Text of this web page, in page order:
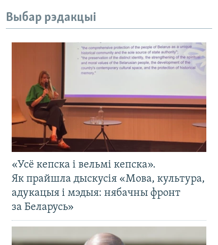
Выбар рэдакцыі
«Усё кепска і вельмі кепска».
Як прайшла дыскусія «Мова, культура,
адукацыя і мэдыя: нябачны фронт
за Беларусь»